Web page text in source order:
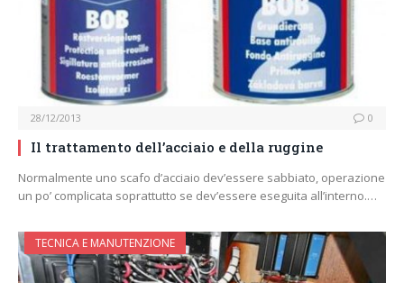
28/12/2013 0
Il trattamento dell’acciaio e della ruggine
Normalmente uno scafo d’acciaio dev’essere sabbiato, operazione
un po’ complicata soprattutto se dev’essere eseguita all’interno.…
TECNICA E MANUTENZIONE